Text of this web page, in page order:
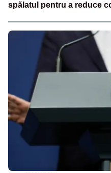
spălatul pentru a reduce